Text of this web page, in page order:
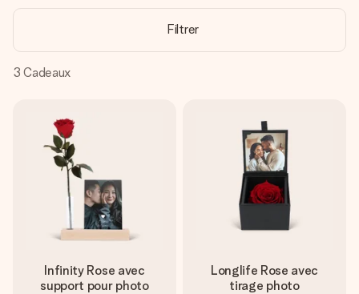
une note de 4,8 sur Google Reviews (total de tous les
pays où nous sommes présents).
Créez quelque chose d’unique en quelques étapes – avec
son prénom, votre photo ou un message qui touche le cœur.
Sans complications, juste tout l’amour pour le moment idéal.
Filtrer
3 Cadeaux
Infinity Rose avec
support pour photo
Longlife Rose avec
tirage photo